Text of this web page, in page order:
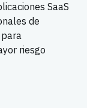
SaaS
de
riesgo